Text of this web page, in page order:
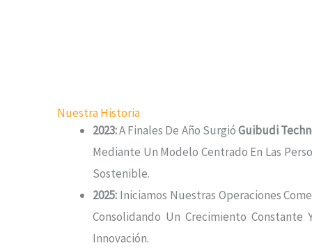
Nuestra Historia
2023:A Finales De Año SurgióGuibudi
Mediante Un Modelo Centrado En Las
Sostenible.
2025: Iniciamos Nuestras Operaciones
Consolidando Un Crecimiento
Innovación.